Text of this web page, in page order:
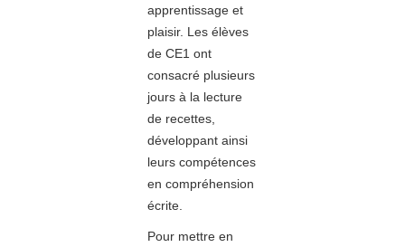
apprentissage et
plaisir. Les élèves
de CE1 ont
consacré plusieurs
jours à la lecture
de recettes,
développant ainsi
leurs compétences
en compréhension
écrite.
Pour mettre en